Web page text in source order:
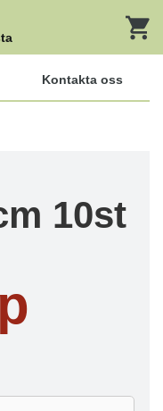
Kontakta oss
10st